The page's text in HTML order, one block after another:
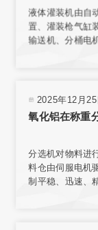
液体灌装机由自
置、灌装枪气缸
输送机、分桶电
2025年12月25
氧化铝在称重
分选机对物料进
料仓由伺服电机
制平稳、迅速、